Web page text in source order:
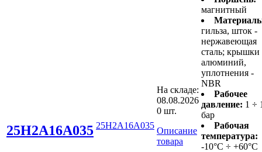
25H2A16A035 25H2A16A035
На складе:
08.08.2026
0 шт.
Описание
товара
магнитный
гильза, шток -
нержавеющая
сталь; крышки
алюминий,
уплотнения -
NBR
Рабочее
давление: 1 ÷
бар
Рабочая
температура:
-10°C ÷ +60°C